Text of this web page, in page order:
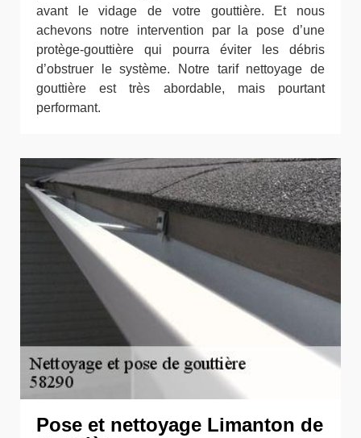
avant le vidage de votre gouttière. Et nous
achevons notre intervention par la pose d’une
protège-gouttière qui pourra éviter les débris
d’obstruer le système. Notre tarif nettoyage de
gouttière est très abordable, mais pourtant
performant.
Pose et nettoyage Limanton de